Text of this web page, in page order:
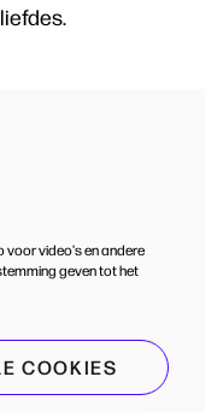
voor video's en andere
geven tot het
COOKIES